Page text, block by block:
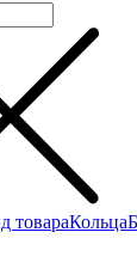
товараКольца